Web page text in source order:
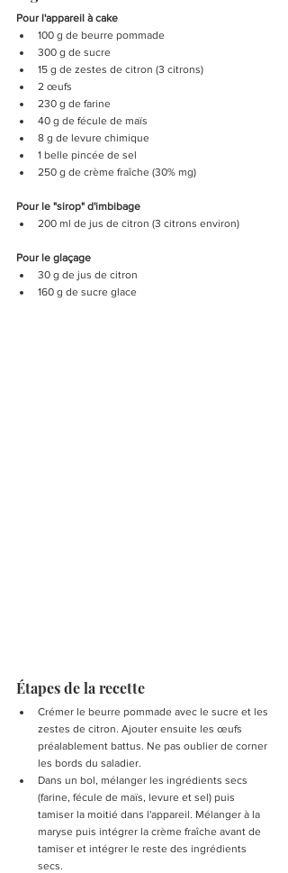
Pour l'appareil à cake
100 g de beurre pommade
300 g de sucre
15 g de zestes de citron (3 citrons)
2 œufs
230 g de farine
40 g de fécule de maïs
8 g de levure chimique
1 belle pincée de sel
250 g de crème fraîche (30% mg)
Pour le "sirop" d'imbibage
200 ml de jus de citron (3 citrons environ)
Pour le glaçage
30 g de jus de citron
160 g de sucre glace
Étapes de la recette
Crémer le beurre pommade avec le sucre et les
zestes de citron. Ajouter ensuite les œufs
préalablement battus. Ne pas oublier de corner
les bords du saladier.
Dans un bol, mélanger les ingrédients secs
(farine, fécule de maïs, levure et sel) puis
tamiser la moitié dans l'appareil. Mélanger à la
maryse puis intégrer la crème fraîche avant de
tamiser et intégrer le reste des ingrédients
secs.